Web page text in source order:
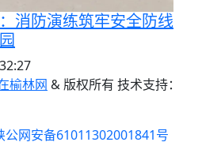
消防演练筑牢安全防线
榆林网 & 版权所有 技术支持：
公网安备61011302001841号